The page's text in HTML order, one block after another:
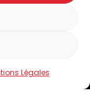
Légales